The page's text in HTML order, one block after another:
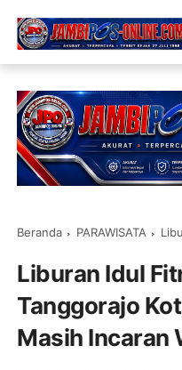
Beranda PARAWISATA
Liburan Idul
Tanggorajo
Masih Incaran